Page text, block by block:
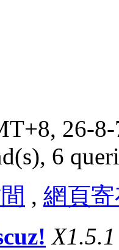
26-
6
, 網頁
X1.5.1